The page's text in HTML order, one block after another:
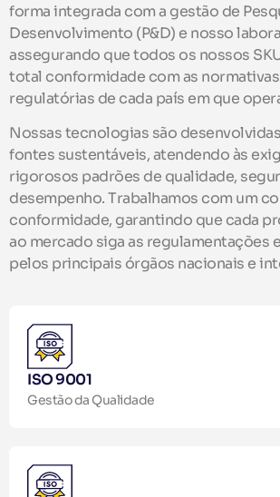
forma integrada com a gestão de
Desenvolvimento (P&D) e nosso
assegurando que todos os nossos
total conformidade com as
regulatórias de cada país em que
Nossas tecnologias são
fontes sustentáveis, atendendo às
rigorosos padrões de qualidade,
desempenho. Trabalhamos com um
conformidade, garantindo que cada
ao mercado siga as regulamentações
pelos principais órgãos nacionais e
ISO 9001
Gestão da Qualidade